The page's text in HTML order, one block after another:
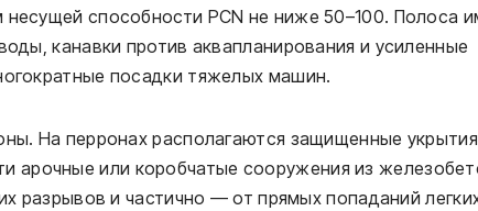
способности PCN не ниже 50–100. Полоса
канавки против аквапланирования и усиленные
посадки тяжелых машин.
На перронах располагаются защищенные
арочные или коробчатые сооружения из
разрывов и частично — от прямых попаданий